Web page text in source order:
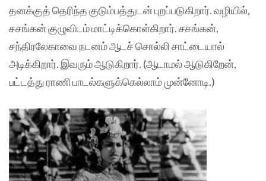
தனக்குத் தெரிந்த குடும்பத்துடன் புறப்படுகிறார். வழியில்,
சசங்கன் குழுவிடம் மாட்டிக்கொள்கிறார். சசங்கன்,
சந்திரலேகாவை நடனம் ஆடச் சொல்லி சாட்டையால்
அடிக்கிறார். இவரும் ஆடுகிறார். (ஆடாமல் ஆடுகிறேன்,
பட்டத்து ராணி பாடல்களுக்கெல்லாம் முன்னோடி.)